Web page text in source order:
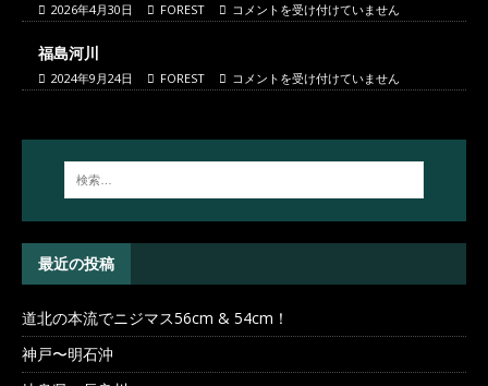
2026年4月30日 FOREST コメントを受け付けていません
福島河川
2024年9月24日 FOREST コメントを受け付けていません
最近の投稿
道北の本流でニジマス56cm & 54cm！
神戸〜明石沖